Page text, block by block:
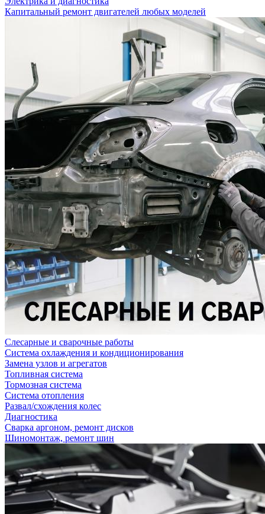
Капитальный ремонт двигателей любых моделей
Слесарные и сварочные работы
Система охлаждения и кондиционирования
Замена узлов и агрегатов
Топливная система
Тормозная система
Система отопления
Развал/схождения колес
Диагностика
Сварка аргоном, ремонт дисков
Шиномонтаж, ремонт шин